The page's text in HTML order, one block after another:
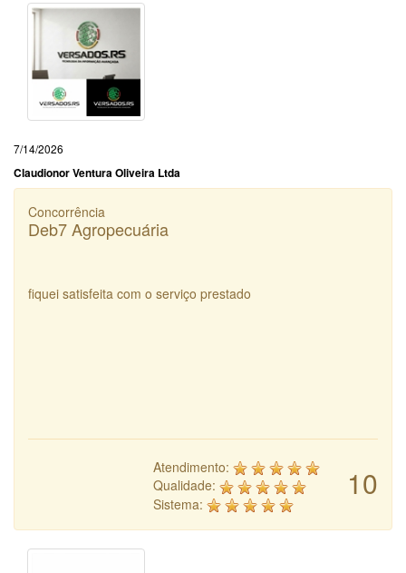
7/14/2026
Claudionor Ventura Oliveira Ltda
Concorrência
Deb7 Agropecuária
fiquei satisfeita com o serviço prestado
10
Atendimento:
Qualidade:
Sistema: